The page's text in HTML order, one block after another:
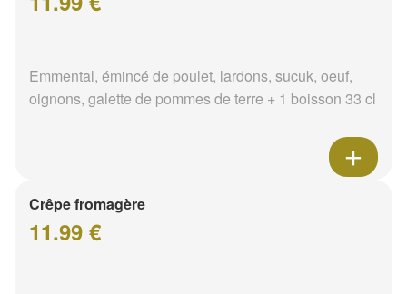
Emmental, émincé de poulet, lardons, sucuk, oeuf,
oignons, galette de pommes de terre + 1 boisson 33 cl
Crêpe fromagère
11.99 €